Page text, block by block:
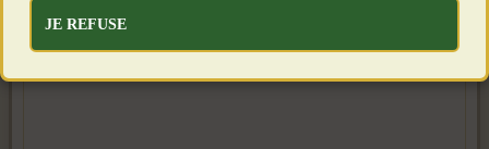
JE REFUSE